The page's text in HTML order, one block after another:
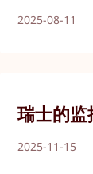
2025-08-11
瑞士的
2025-11-15